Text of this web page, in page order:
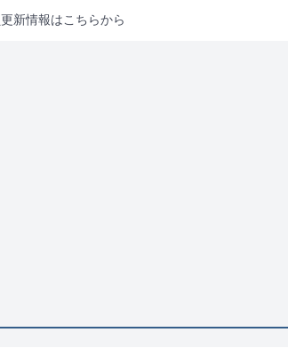
更新情報はこちらから